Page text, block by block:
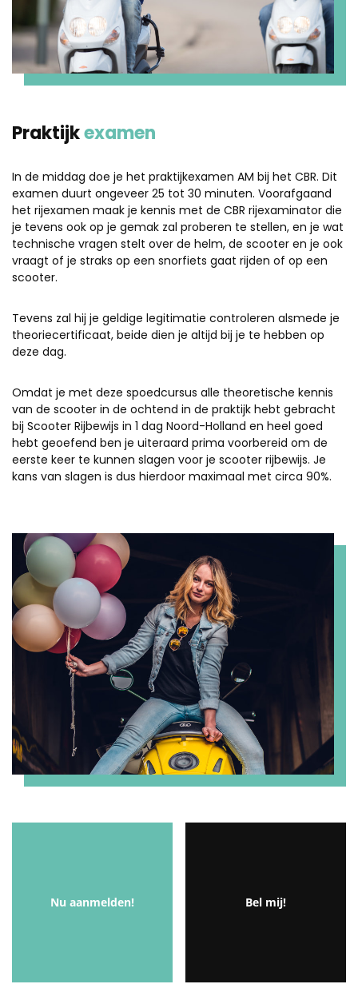
Praktijkexamen
In de middag doe je het praktijkexamen AM bij het CBR. Dit
examen duurt ongeveer 25 tot 30 minuten. Voorafgaand
het rijexamen maak je kennis met de CBR rijexaminator die
je tevens ook op je gemak zal proberen te stellen, en je wat
technische vragen stelt over de helm, de scooter en je ook
vraagt of je straks op een snorfiets gaat rijden of op een
scooter.
Tevens zal hij je geldige legitimatie controleren alsmede je
theoriecertificaat, beide dien je altijd bij je te hebben op
deze dag.
Omdat je met deze spoedcursus alle theoretische kennis
van de scooter in de ochtend in de praktijk hebt gebracht
bij Scooter Rijbewijs in 1 dag Noord-Holland en heel goed
hebt geoefend ben je uiteraard prima voorbereid om de
eerste keer te kunnen slagen voor je scooter rijbewijs. Je
kans van slagen is dus hierdoor maximaal met circa 90%.
Nu aanmelden! Bel mij!